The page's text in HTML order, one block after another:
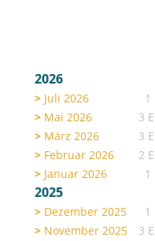
2026
Juli 2026
1
Mai 2026
3
März 2026
3
Februar 2026
2
Januar 2026
1
2025
Dezember 2025
1
November 2025
3